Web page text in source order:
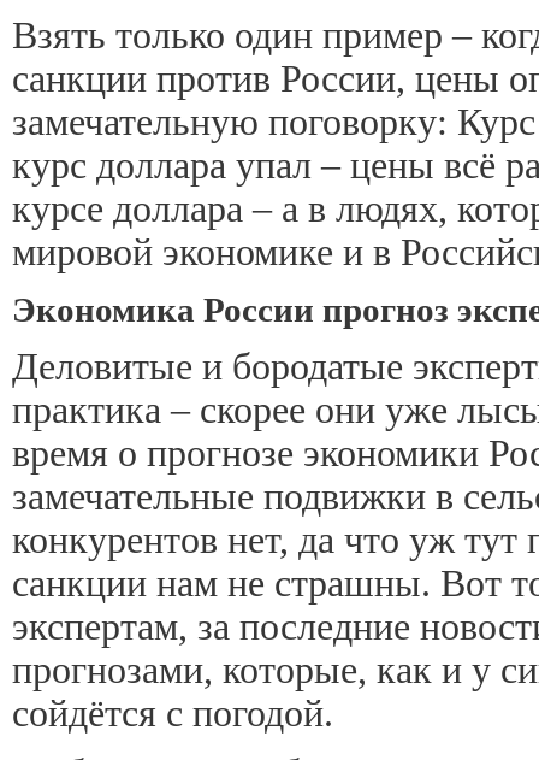
Взять только один пример –
санкции против России, цены
замечательную поговорку:
курс доллара упал – цены всё
курсе доллара – а в людях,
мировой экономике и в
Экономика России прогноз
Деловитые и бородатые
практика – скорее они уже
время о прогнозе экономики
замечательные подвижки в
конкурентов нет, да что уж
санкции нам не страшны. Вот
экспертам, за последние
прогнозами, которые, как и у
сойдётся с погодой.